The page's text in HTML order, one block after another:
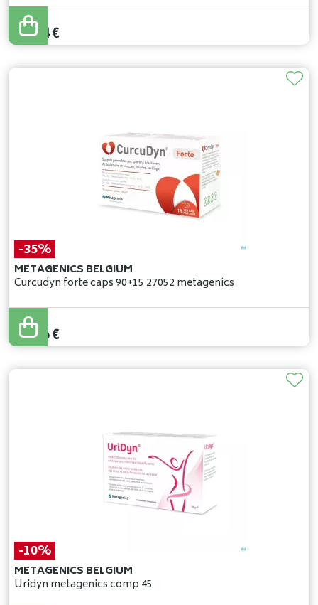
37,80
30,24€
-35%
METAGENICS BELGIUM
Curcudyn forte caps 90+15 27052 metagenics
68,40
44,46€
-10%
METAGENICS BELGIUM
Uridyn metagenics comp 45